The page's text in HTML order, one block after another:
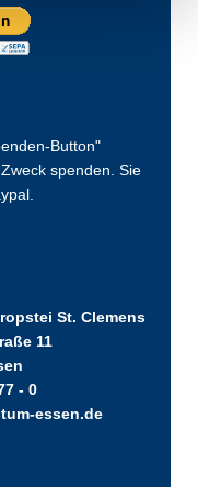
Button"
spenden. Sie
St. Clemens
11
- 0
essen.de